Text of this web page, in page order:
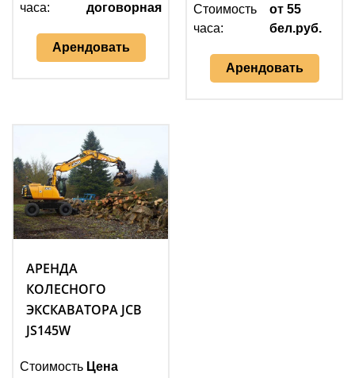
часа:
договорная
Арендовать
Стоимость
часа:
от 55
бел.руб.
Арендовать
АРЕНДА
КОЛЕСНОГО
ЭКСКАВАТОРА JCB
JS145W
Стоимость Цена